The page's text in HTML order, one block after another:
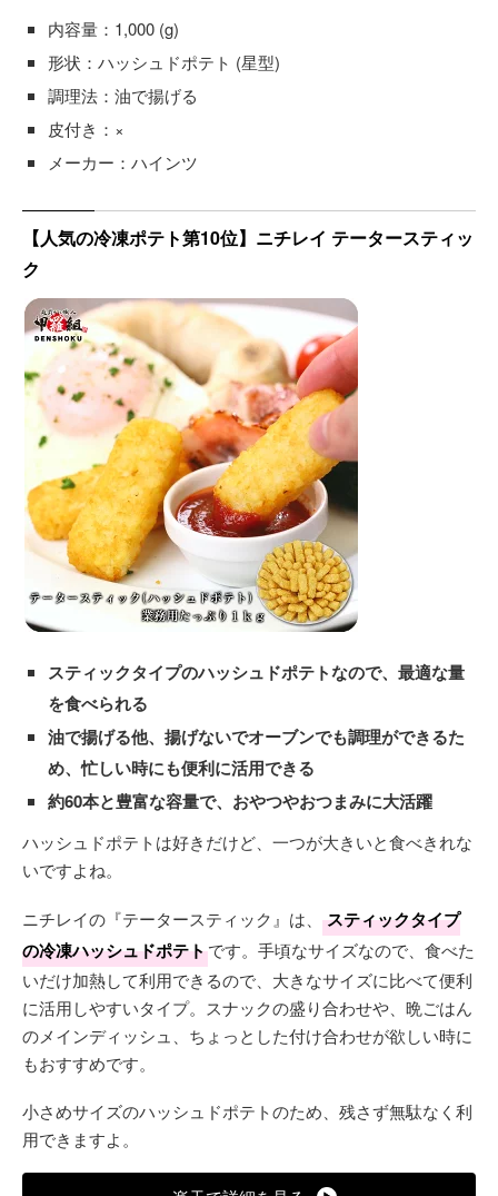
内容量：1,000 (g)
形状：ハッシュドポテト (星型)
調理法：油で揚げる
皮付き：×
メーカー：ハインツ
【人気の冷凍ポテト第10位】ニチレイ テータースティッ
ク
スティックタイプのハッシュドポテトなので、最適な量
を食べられる
油で揚げる他、揚げないでオーブンでも調理ができるた
め、忙しい時にも便利に活用できる
約60本と豊富な容量で、おやつやおつまみに大活躍
ハッシュドポテトは好きだけど、一つが大きいと食べきれな
いですよね。
ニチレイの『テータースティック』は、
スティックタイプ
の冷凍ハッシュドポテトです。手頃なサイズなので、食べた
いだけ加熱して利用できるので、大きなサイズに比べて便利
に活用しやすいタイプ。スナックの盛り合わせや、晩ごはん
のメインディッシュ、ちょっとした付け合わせが欲しい時に
もおすすめです。
小さめサイズのハッシュドポテトのため、残さず無駄なく利
用できますよ。